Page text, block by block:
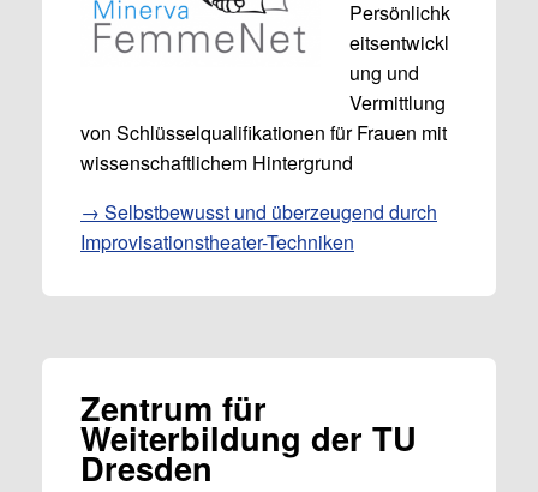
Persönlichk
eitsentwickl
ung und
Vermittlung
von Schlüsselqualifikationen für Frauen mit
wissenschaftlichem Hintergrund
→ Selbstbewusst und überzeugend durch
Improvisationstheater-Techniken
Zentrum für
Weiterbildung der TU
Dresden